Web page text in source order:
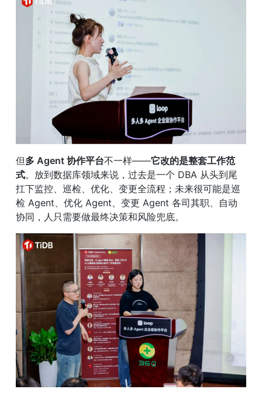
但多 Agent 协作平台不一样——它改的是整套工作范
式。放到数据库领域来说，过去是一个 DBA 从头到尾
扛下监控、巡检、优化、变更全流程；未来很可能是巡
检 Agent、优化 Agent、变更 Agent 各司其职、自动
协同，人只需要做最终决策和风险兜底。